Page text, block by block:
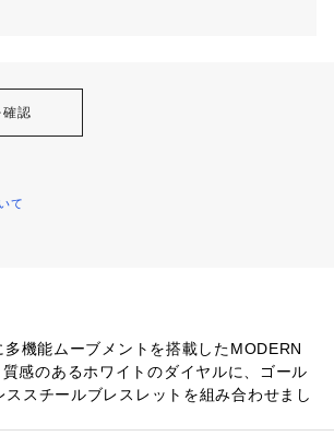
認
て
機能ムーブメントを搭載したMODERN
感のあるホワイトのダイヤルに、ゴール
ススチールブレスレットを組み合わせまし